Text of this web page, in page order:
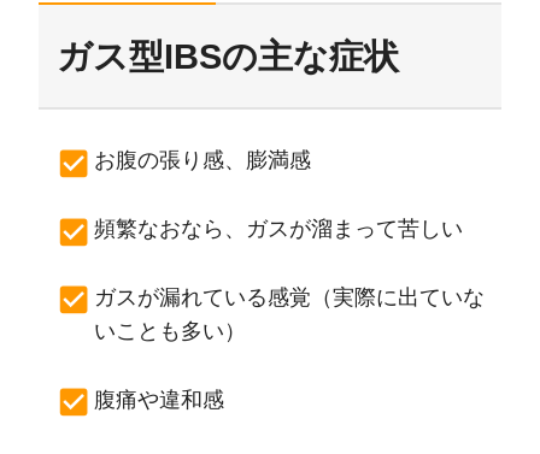
ガス型IBSの主な症状
お腹の張り感、膨満感
頻繁なおなら、ガスが溜まって苦しい
ガスが漏れている感覚（実際に出ていな
いことも多い）
腹痛や違和感